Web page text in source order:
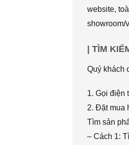
website,
showroom/
| TÌM
Quý khách
1. Gọi điện
2. Đặt mua
Tìm sản
– Cách 1: